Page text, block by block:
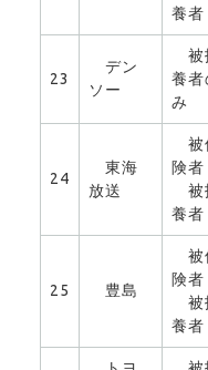
養者
23
デン
ソー
被
養者
み
24
東海
放送
被
険者
被
養者
25 豊島
被
険者
被
養者